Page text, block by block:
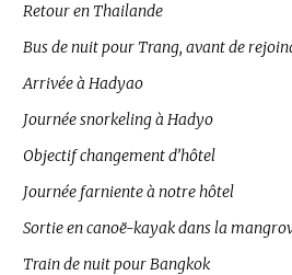
Retour en Thailande
Bus de nuit pour Trang, avant de
Arrivée à Hadyao
Journée snorkeling à Hadyo
Objectif changement d’hôtel
Journée farniente à notre hôtel
Sortie en canoë-kayak dans la
Train de nuit pour Bangkok